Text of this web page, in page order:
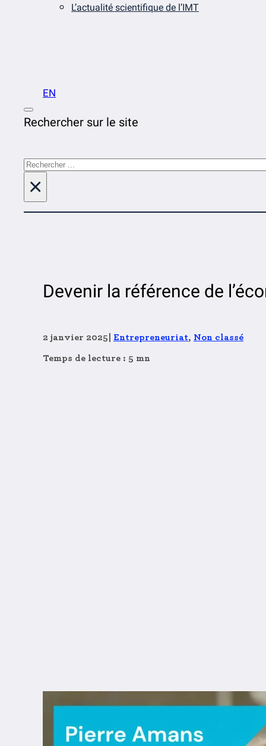
L’actualité scientifique de l’IMT
EN
Rechercher sur le site
Rechercher
×
Devenir la référence de
2 janvier 2025 Entrepreneuriat, Non classé
Temps de lecture : 5 mn